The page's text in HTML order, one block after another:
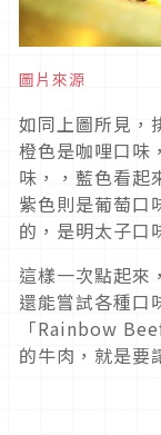
圖片來源
如同上圖所見，
橙色是咖哩口味
味，，藍色看起
紫色則是葡萄口
的，是明太子口
這樣一次點起來
還能嘗試各種口
「Rainbow
的牛肉，就是要